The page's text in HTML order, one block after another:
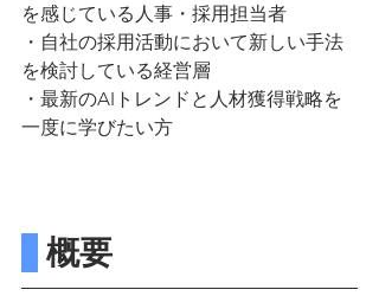
を感じている人事・採用担当者
・自社の採用活動において新しい手法
を検討している経営層
・最新のAIトレンドと人材獲得戦略を
一度に学びたい方
概要